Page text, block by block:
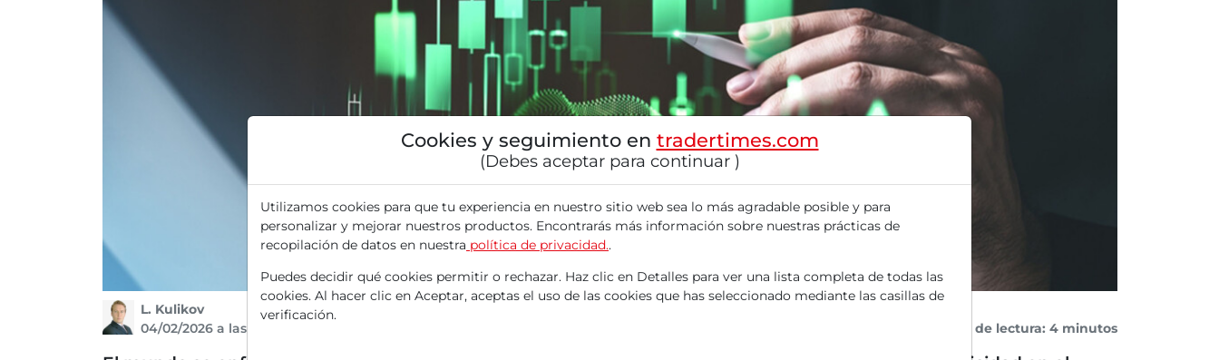
L. Kulikov
04/02/2026 a las 10 h
Tiempo de lectura: 4 minutos
Cookies y seguimiento en tradertimes.com
(Debes aceptar para continuar )
Utilizamos cookies para que tu experiencia en nuestro sitio web sea lo más agradable posible y para
personalizar y mejorar nuestros productos. Encontrarás más información sobre nuestras prácticas de
recopilación de datos en nuestra política de privacidad..
Puedes decidir qué cookies permitir o rechazar. Haz clic en Detalles para ver una lista completa de todas las
cookies. Al hacer clic en Aceptar, aceptas el uso de las cookies que has seleccionado mediante las casillas de
verificación.